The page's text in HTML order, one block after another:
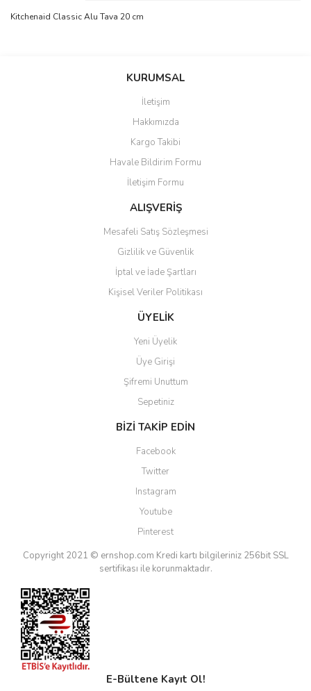
Kitchenaid Classic Alu Tava 20 cm
Bu ürüne ilk yorumu siz yapın!
Ürün resmi kalitesiz, bozuk veya görüntülenemiyor.
Ürün açıklamasında eksik bilgiler bulunuyor.
Ürün bilgilerinde hatalar bulunuyor.
Ürün fiyatı diğer sitelerden daha pahalı.
Bu ürüne benzer farklı alternatifler olmalı.
Gönder
KURUMSAL
İletişim
Hakkımızda
Kargo Takibi
Havale Bildirim Formu
İletişim Formu
ALIŞVERİŞ
Mesafeli Satış Sözleşmesi
Gizlilik ve Güvenlik
İptal ve İade Şartları
Kişisel Veriler Politikası
ÜYELİK
Yeni Üyelik
Üye Girişi
Şifremi Unuttum
Sepetiniz
BİZİ TAKİP EDİN
Facebook
Twitter
Instagram
Youtube
Pinterest
Copyright 2021 © ernshop.com Kredi kartı bilgileriniz 256bit SSL
sertifikası ile korunmaktadır.
E-Bültene Kayıt Ol!